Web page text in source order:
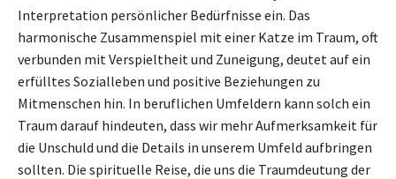
Interpretation persönlicher Bedürfnisse ein. Das
harmonische Zusammenspiel mit einer Katze im Traum, oft
verbunden mit Verspieltheit und Zuneigung, deutet auf ein
erfülltes Sozialleben und positive Beziehungen zu
Mitmenschen hin. In beruflichen Umfeldern kann solch ein
Traum darauf hindeuten, dass wir mehr Aufmerksamkeit für
die Unschuld und die Details in unserem Umfeld aufbringen
sollten. Die spirituelle Reise, die uns die Traumdeutung der